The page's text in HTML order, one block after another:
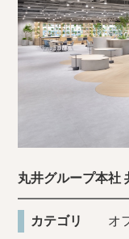
丸井グループ本社
カテゴリ オ